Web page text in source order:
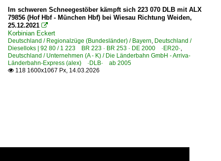
Im schweren Schneegestöber kämpft sich 223 070 DLB mit ALX
79856 (Hof Hbf - München Hbf) bei Wiesau Richtung Weiden,
25.12.2021 
Korbinian Eckert
Deutschland / Regionalzüge (Bundesländer) / Bayern, Deutschland /
Dieselloks | 92 80 / 1 223 BR 223 · BR 253 · DE 2000 ·ER20·,
Deutschland / Unternehmen (A - K) / Die Länderbahn GmbH - Arriva-
Länderbahn-Express (alex) ·DLB· ab 2005
 118 1600x1067 Px, 14.03.2026